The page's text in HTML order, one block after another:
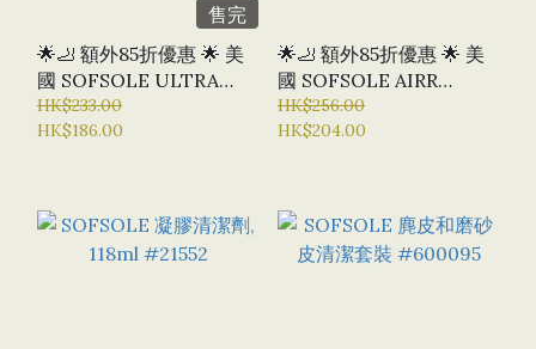
售完
🌟🦶 額外85折優惠 🌟 美
國 SOFSOLE ULTRA
LITE GEL INSOLE 鞋墊
HK$233.00
HK$186.00
🌟🦶 額外85折優惠 🌟 美
國 SOFSOLE AIRR
INSOLE 鞋墊
HK$256.00
HK$204.00